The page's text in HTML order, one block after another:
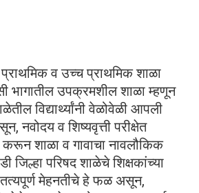
प्राथमिक व उच्च प्राथमिक शाळा
भागातील उपक्रमशील शाळा म्हणून
विद्यार्थ्यांनी वेळोवेळी आपली
नवोदय व शिष्यवृत्ती परीक्षेत
शाळा व गावाचा नावलौकिक
जिल्हा परिषद शाळेचे शिक्षकांच्या
मेहनतीचे हे फळ असून,